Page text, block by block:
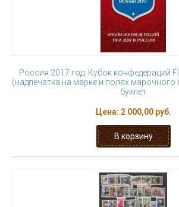
Россия 2017 год. Кубок конфедераций
(надпечатка на марке и полях марочного
буклет
Цена: 2 000,00 руб.